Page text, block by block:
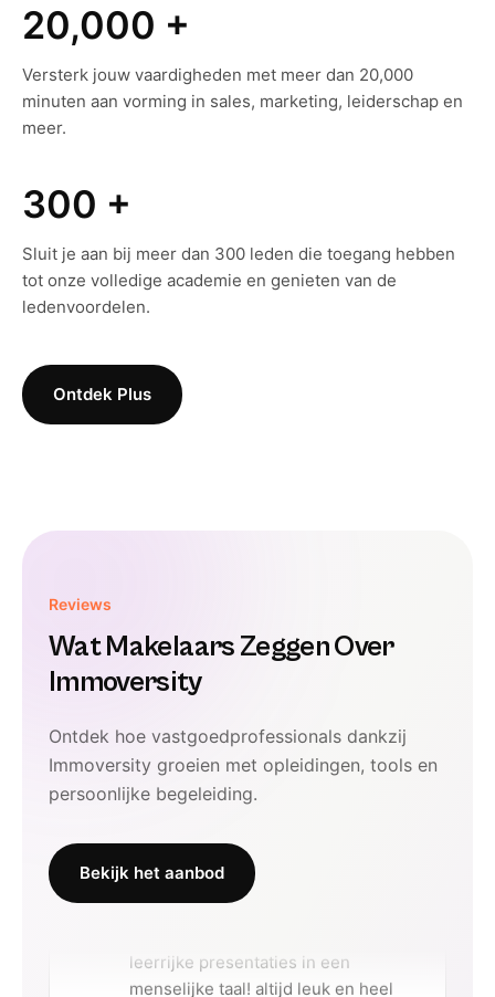
20,000 +
Versterk jouw vaardigheden met meer dan 20,000
minuten aan vorming in sales, marketing, leiderschap en
meer.
300 +
Sluit je aan bij meer dan 300 leden die toegang hebben
tot onze volledige academie en genieten van de
ledenvoordelen.
Ontdek Plus
Reviews
Wat Makelaars Zeggen Over
Immoversity
Ontdek hoe vastgoedprofessionals dankzij
Immoversity groeien met opleidingen, tools en
persoonlijke begeleiding.
Bekijk het aanbod
Sylvie Teirlynck
menselijke taal! altijd leuk en heel